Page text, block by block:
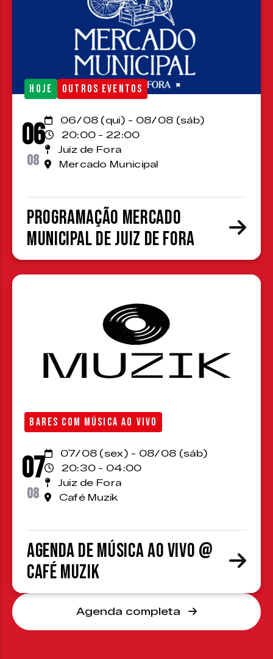
HOJE OUTROS EVENTOS
06
08
06/08 (qui) - 08/08 (sáb)
20:00 - 22:00
Juiz de Fora
Mercado Municipal
Programação Mercado
Municipal de Juiz de Fora
BARES COM MÚSICA AO VIVO
07
08
07/08 (sex) - 08/08 (sáb)
20:30 - 04:00
Juiz de Fora
Café Muzik
Agenda de Música ao Vivo @
Café Muzik
Agenda completa